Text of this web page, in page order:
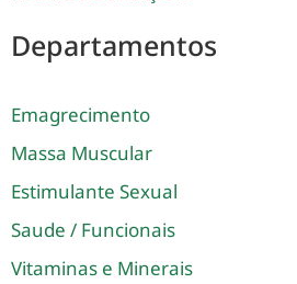
Departamentos
Emagrecimento
Massa Muscular
Estimulante Sexual
Saude / Funcionais
Vitaminas e Minerais